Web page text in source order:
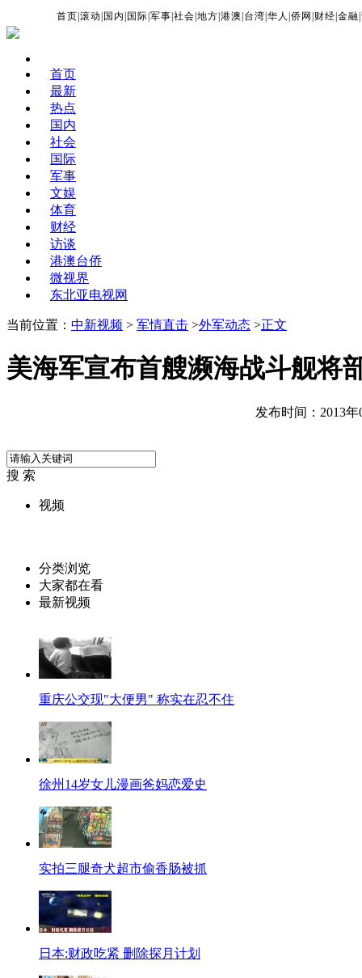
首页 |滚动 国内 国际 |军事 |社会 |地方 |港澳 台湾 |华人 |侨网 财经 |金融 |
首页
最新
热点
国内
社会
国际
军事
文娱
体育
财经
访谈
港澳台侨
微视界
东北亚电视网
当前位置： 中新视频 > 军情直击 >外军动态 >正文
美海军宣布首艘濒海战斗舰将
发布时间：2013年
搜 索
视频
分类浏览
大家都在看
最新视频
重庆公交现"大便男" 称实在忍不住
徐州14岁女儿漫画爸妈恋爱史
实拍三腿奇犬超市偷香肠被抓
日本:财政吃紧 删除探月计划